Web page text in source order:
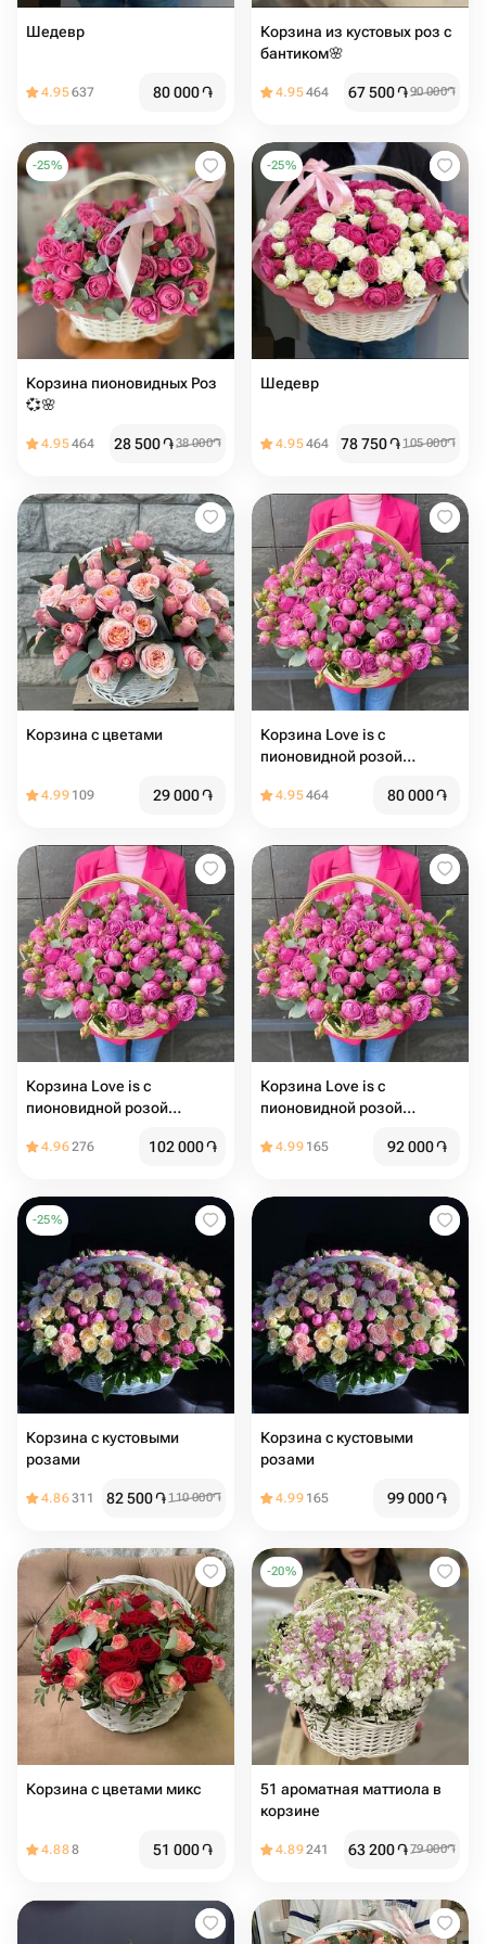
Шедевр
4.95637 80 000֏
Корзина из кустовых роз с
бантиком🌸
4.95464 67 500֏90 000֏
-25%
Корзина пионовидных Роз
💞🌸
4.95464 28 500֏38 000֏
-25%
Шедевр
4.95464 78 750֏ 105 000֏
Корзина с цветами
4.99 109 29 000֏
Корзина Love is с
пионовидной розой
4.95464 80 000֏
Корзина Love is с
пионовидной розой
4.96276 102 000֏
Корзина Love is с
пионовидной розой
4.99 165 92 000֏
-25%
Корзина с кустовыми
розами
4.86311 82 500֏ 110 000֏
Корзина с кустовыми
розами
4.99 165 99 000֏
Корзина с цветами микс
4.888 51 000֏
-20%
51 ароматная маттиола в
корзине
4.89241 63 200֏79 000֏